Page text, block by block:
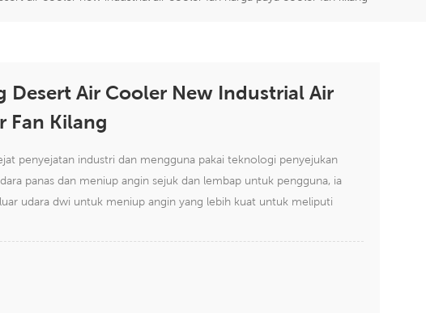
Desert Air Cooler New Industrial Air
Fan Kilang
penyejatan industri dan mengguna pakai teknologi penyejukan
panas dan meniup angin sejuk dan lembap untuk pengguna, ia
udara dwi untuk meniup angin yang lebih kuat untuk meliputi